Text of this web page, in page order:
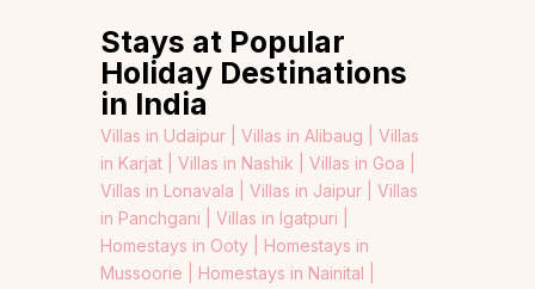
Stays at Popular
Holiday Destinations
in India
Villas in Udaipur | Villas in Alibaug | Villas
in Karjat | Villas in Nashik | Villas in Goa |
Villas in Lonavala | Villas in Jaipur | Villas
in Panchgani | Villas in Igatpuri |
Homestays in Ooty | Homestays in
Mussoorie | Homestays in Nainital |